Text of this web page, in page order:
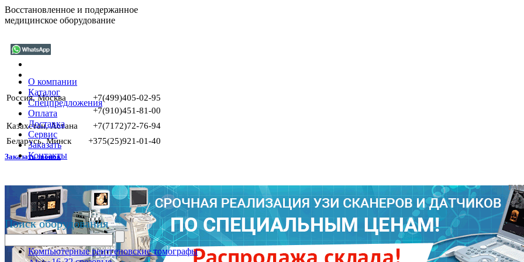
Восстановленное и подержанное
медицинское оборудование
Россия, Москва
+7(499)405-02-95
+7(910)451-81-00
Казахстан, Астана
+7(7172)72-76-94
Беларусь, Минск
+375(25)921-01-40
Заказать звонок
О компании
Каталог
Спецпредложения
Оплата
Доставка
Сервис
Заказать
Контакты
Поиск оборудования
Компьютерные рентгеновские томографы